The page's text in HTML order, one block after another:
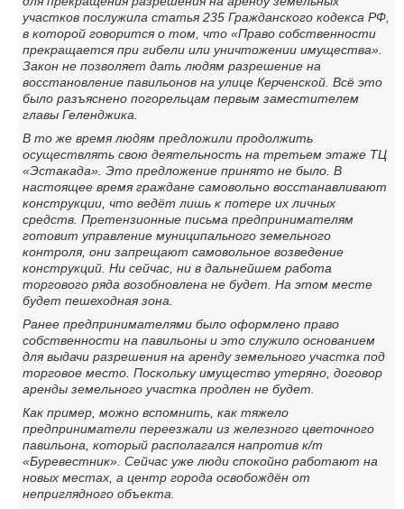
участков послужила статья 235 Гражданского кодекса РФ,
в которой говорится о том, что «Право собственности
прекращается при гибели или уничтожении имущества».
Закон не позволяет дать людям разрешение на
восстановление павильонов на улице Керченской. Всё это
было разъяснено погорельцам первым заместителем
главы Геленджика.
В то же время людям предложили продолжить
осуществлять свою деятельность на третьем этаже ТЦ
«Эстакада». Это предложение принято не было. В
настоящее время граждане самовольно восстанавливают
конструкции, что ведёт лишь к потере их личных
средств. Претензионные письма предпринимателям
готовит управление муниципального земельного
контроля, они запрещают самовольное возведение
конструкций. Ни сейчас, ни в дальнейшем работа
торгового ряда возобновлена не будет. На этом месте
будет пешеходная зона.
Ранее предпринимателями было оформлено право
собственности на павильоны и это служило основанием
для выдачи разрешения на аренду земельного участка под
торговое место. Поскольку имущество утеряно, договор
аренды земельного участка продлен не будет.
Как пример, можно вспомнить, как тяжело
предприниматели переезжали из железного цветочного
павильона, который располагался напротив к/т
«Буревестник». Сейчас уже люди спокойно работают на
новых местах, а центр города освобождён от
неприглядного объекта.